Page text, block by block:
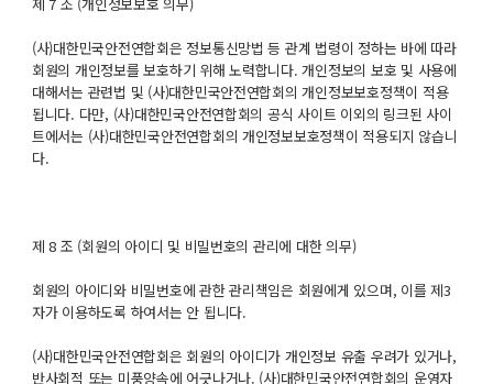
(사)대한민국안전연합회은 정보통신망법 등 관계 법령이 정하는 바에 따라
회원의 개인정보를 보호하기 위해 노력합니다. 개인정보의 보호 및 사용에
대해서는 관련법 및 (사)대한민국안전연합회의 개인정보보호정책이 적용
됩니다. 다만, (사)대한민국안전연합회의 공식 사이트 이외의 링크된 사이
트에서는 (사)대한민국안전연합회의 개인정보보호정책이 적용되지 않습니
다.
제 8 조 (회원의 아이디 및 비밀번호의 관리에 대한 의무)
회원의 아이디와 비밀번호에 관한 관리책임은 회원에게 있으며, 이를 제3
자가 이용하도록 하여서는 안 됩니다.
(사)대한민국안전연합회은 회원의 아이디가 개인정보 유출 우려가 있거나,
반사회적 또는 미풍양속에 어긋나거나. (사)대한민국안전연합회의 운영자